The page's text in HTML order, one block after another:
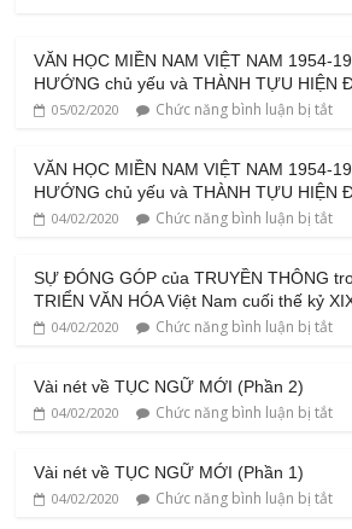
VĂN HỌC MIỀN NAM VIỆT NAM 1954-
HƯỚNG chủ yếu và THÀNH TỰU HIỆN
05/02/2020 Chức năng bình luận bị tắt
VĂN HỌC MIỀN NAM VIỆT NAM 1954-
HƯỚNG chủ yếu và THÀNH TỰU HIỆN
04/02/2020 Chức năng bình luận bị tắt
SỰ ĐÓNG GÓP của TRUYỀN THÔNG
TRIỂN VĂN HÓA Việt Nam cuối thế kỷ
04/02/2020 Chức năng bình luận bị tắt
Vài nét về TỤC NGỮ MỚI (Phần 2)
04/02/2020 Chức năng bình luận bị tắt
Vài nét về TỤC NGỮ MỚI (Phần 1)
04/02/2020 Chức năng bình luận bị tắt